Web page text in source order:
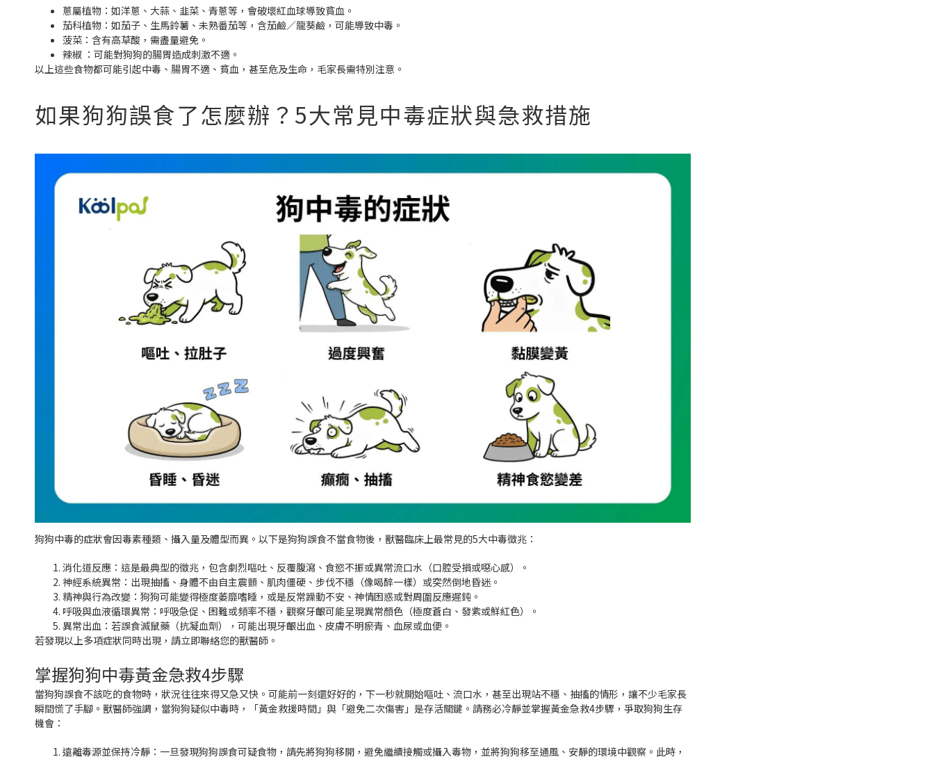
蔥屬植物：如洋蔥、大蒜、韭菜、青蔥等，會破壞紅血球導致貧血。
茄科植物：如茄子、生馬鈴薯、未熟番茄等，含茄鹼／龍葵鹼，可能導致中毒。
菠菜：含有高草酸，需盡量避免。
辣椒 ：可能對狗狗的腸胃造成刺激不適。
以上這些食物都可能引起中毒、腸胃不適、貧血，甚至危及生命，毛家長需特別注意。
如果狗狗誤食了怎麼辦？5大常見中毒症狀與急救措施
狗狗中毒的症狀會因毒素種類、攝入量及體型而異。以下是狗狗誤食不當食物後，獸醫臨床上最常見的5大中毒徵兆：
消化道反應：這是最典型的徵兆，包含劇烈嘔吐、反覆腹瀉、食慾不振或異常流口水（口腔受損或噁心感）。
神經系統異常：出現抽搐、身體不由自主震顫、肌肉僵硬、步伐不穩（像喝醉一樣）或突然倒地昏迷。
精神與行為改變：狗狗可能變得極度萎靡嗜睡，或是反常躁動不安、神情困惑或對周圍反應遲鈍。
呼吸與血液循環異常：呼吸急促、困難或頻率不穩，觀察牙齦可能呈現異常顏色（極度蒼白、發紫或鮮紅色）。
異常出血：若誤食滅鼠藥（抗凝血劑），可能出現牙齦出血、皮膚不明瘀青、血尿或血便。
若發現以上多項症狀同時出現，請立即聯絡您的獸醫師。
掌握狗狗中毒黃金急救4步驟
當狗狗誤食不該吃的食物時，狀況往往來得又急又快。可能前一刻還好好的，下一秒就開始嘔吐、流口水，甚至出現站不穩、抽搐的情形，讓不少毛家長
瞬間慌了手腳。獸醫師強調，當狗狗疑似中毒時，「黃金救援時間」與「避免二次傷害」是存活關鍵。請務必冷靜並掌握黃金急救4步驟，爭取狗狗生存
機會：
遠離毒源並保持冷靜：一旦發現狗狗誤食可疑食物，請先將狗狗移開，避免繼續接觸或攝入毒物，並將狗狗移至通風、安靜的環境中觀察。此時，